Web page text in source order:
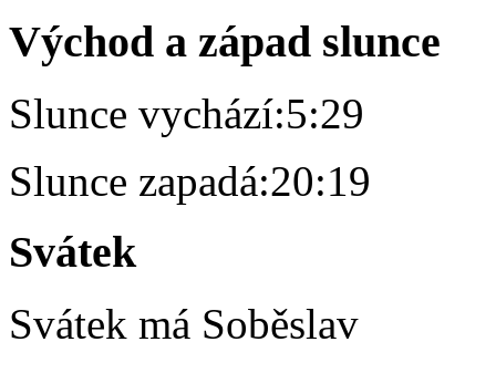
Východ a západ slunce
Slunce vychází:5:29
Slunce zapadá:20:19
Svátek
Svátek má Soběslav